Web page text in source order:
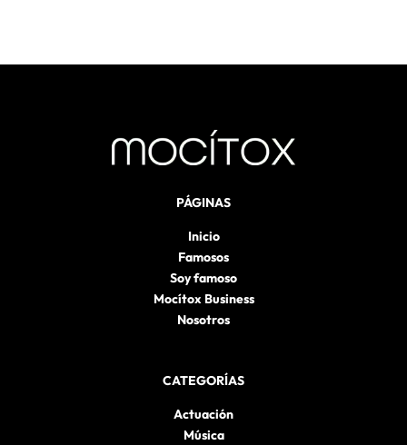
PÁGINAS
Inicio
Famosos
Soy famoso
Mocítox Business
Nosotros
CATEGORÍAS
Actuación
Música